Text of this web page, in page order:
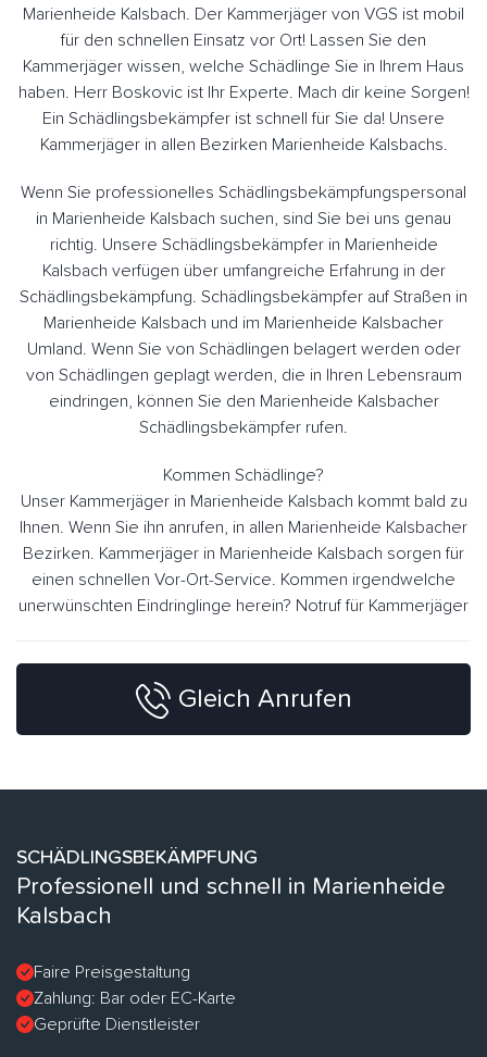
Marienheide Kalsbach. Der Kammerjäger von VGS ist mobil
für den schnellen Einsatz vor Ort! Lassen Sie den
Kammerjäger wissen, welche Schädlinge Sie in Ihrem Haus
haben. Herr Boskovic ist Ihr Experte. Mach dir keine Sorgen!
Ein Schädlingsbekämpfer ist schnell für Sie da! Unsere
Kammerjäger in allen Bezirken Marienheide Kalsbachs.
Wenn Sie professionelles Schädlingsbekämpfungspersonal
in Marienheide Kalsbach suchen, sind Sie bei uns genau
richtig. Unsere Schädlingsbekämpfer in Marienheide
Kalsbach verfügen über umfangreiche Erfahrung in der
Schädlingsbekämpfung. Schädlingsbekämpfer auf Straßen in
Marienheide Kalsbach und im Marienheide Kalsbacher
Umland. Wenn Sie von Schädlingen belagert werden oder
von Schädlingen geplagt werden, die in Ihren Lebensraum
eindringen, können Sie den Marienheide Kalsbacher
Schädlingsbekämpfer rufen.
Kommen Schädlinge?
Unser Kammerjäger in Marienheide Kalsbach kommt bald zu
Ihnen. Wenn Sie ihn anrufen, in allen Marienheide Kalsbacher
Bezirken. Kammerjäger in Marienheide Kalsbach sorgen für
einen schnellen Vor-Ort-Service. Kommen irgendwelche
unerwünschten Eindringlinge herein? Notruf für Kammerjäger
Gleich Anrufen
SCHÄDLINGSBEKÄMPFUNG
Professionell und schnell in Marienheide
Kalsbach
Faire Preisgestaltung
Zahlung: Bar oder EC-Karte
Geprüfte Dienstleister